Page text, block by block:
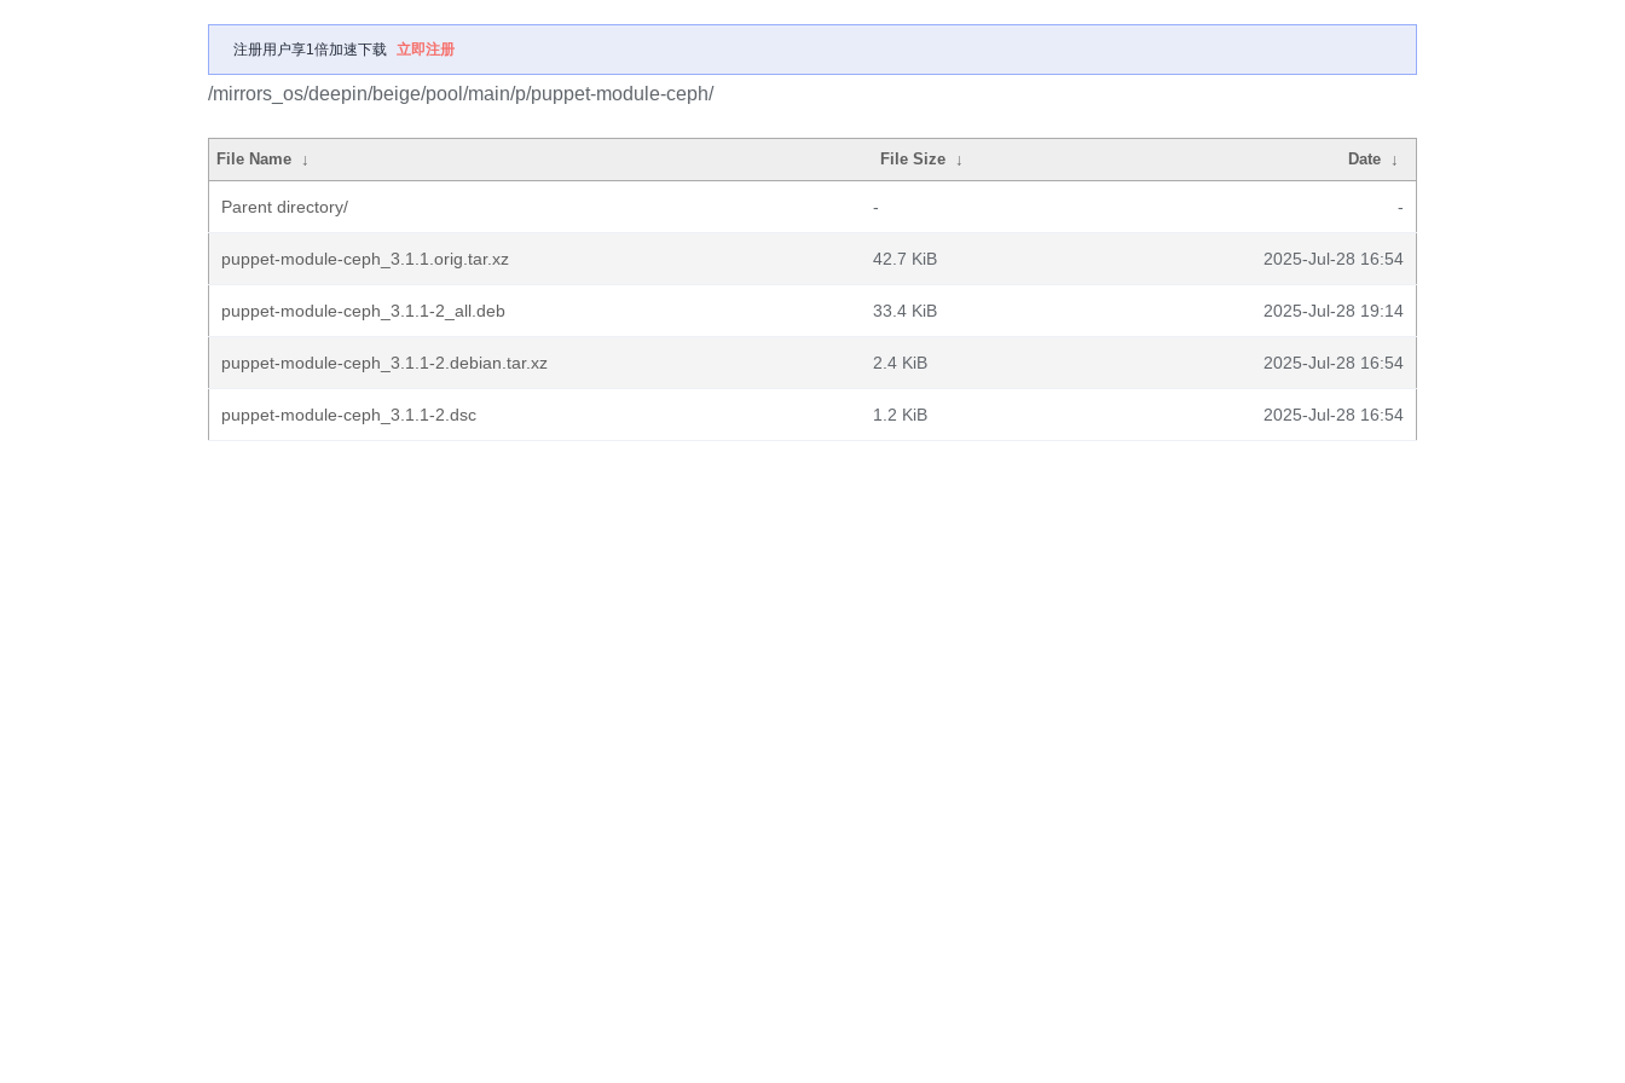
注册用户享1倍加速下载 立即注册
/mirrors_os/deepin/beige/pool/main/p/puppet-module-ceph/
File Name ↓ File Size ↓ Date ↓
Parent directory/ - -
puppet-module-ceph_3.1.1.orig.tar.xz 42.7 KiB 2025-Jul-28 16:54
puppet-module-ceph_3.1.1-2_all.deb 33.4 KiB 2025-Jul-28 19:14
puppet-module-ceph_3.1.1-2.debian.tar.xz 2.4 KiB 2025-Jul-28 16:54
puppet-module-ceph_3.1.1-2.dsc 1.2 KiB 2025-Jul-28 16:54